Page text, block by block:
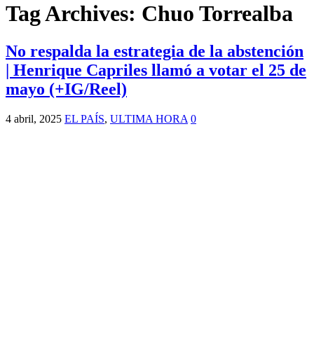
Tag Archives: Chuo Torrealba
No respalda la estrategia de la abstención
| Henrique Capriles llamó a votar el 25 de
mayo (+IG/Reel)
4 abril, 2025 EL PAÍS, ULTIMA HORA 0